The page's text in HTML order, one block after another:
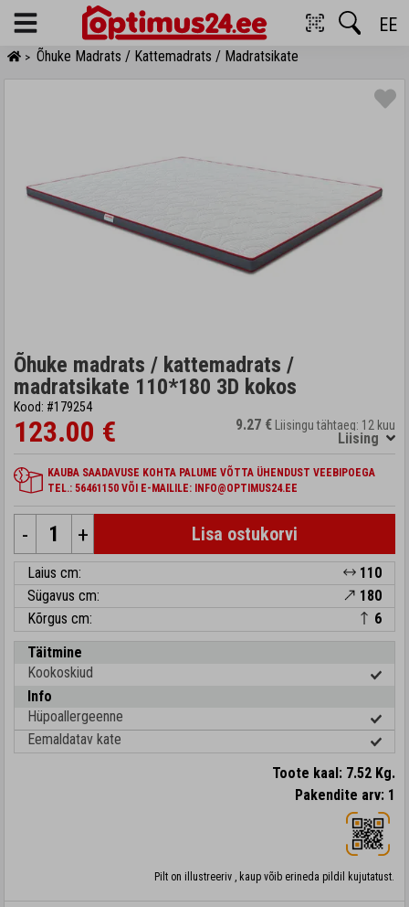
Menu EE
> Õhuke Madrats / Kattemadrats / Madratsikate
Õhuke madrats / kattemadrats /
madratsikate 110*180 3D kokos
Kood: #179254
123.00 € 9.27 € Liisingu tähtaeg: 12 kuu
Liising
KAUBA SAADAVUSE KOHTA PALUME VÕTTA ÜHENDUST VEEBIPOEGA
TEL.: 56461150 VÕI E-MAILILE: INFO@OPTIMUS24.EE
- + Lisa ostukorvi
Laius cm:
110
Sügavus cm:
180
Kõrgus cm:
6
Täitmine
Kookoskiud
Info
Hüpoallergeenne
Eemaldatav kate
Toote kaal: 7.52 Kg.
Pakendite arv: 1
Pilt on illustreeriv , kaup võib erineda pildil kujutatust.